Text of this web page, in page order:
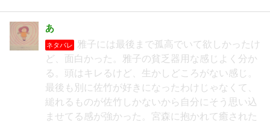
あ
ネタバレ
雅子には最後まで孤高でいて欲しかったけ
ど、面白かった。雅子の貧乏器用な感じよく分か
る。頭はキレるけど、生かしどころがない感じ。
最後も別に佐竹が好きになったわけじゃなくて、
縋れるものが佐竹しかないから自分にそう思い込
ませてる感が強かった。宮森に抱かれて癒された